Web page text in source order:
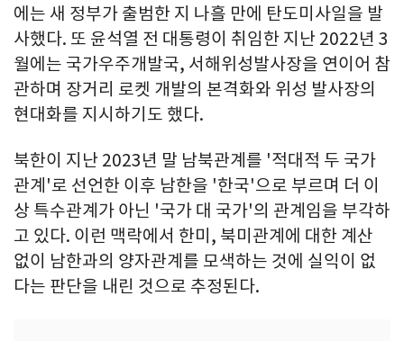
에는 새 정부가 출범한 지 나흘 만에 탄도미사일을 발
사했다. 또 윤석열 전 대통령이 취임한 지난 2022년 3
월에는 국가우주개발국, 서해위성발사장을 연이어 참
관하며 장거리 로켓 개발의 본격화와 위성 발사장의
현대화를 지시하기도 했다.
북한이 지난 2023년 말 남북관계를 '적대적 두 국가
관계'로 선언한 이후 남한을 '한국'으로 부르며 더 이
상 특수관계가 아닌 '국가 대 국가'의 관계임을 부각하
고 있다. 이런 맥락에서 한미, 북미관계에 대한 계산
없이 남한과의 양자관계를 모색하는 것에 실익이 없
다는 판단을 내린 것으로 추정된다.